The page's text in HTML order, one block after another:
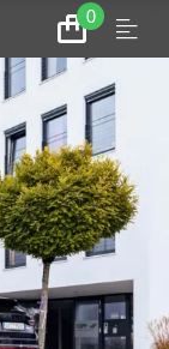
0
Zum
Warenkorb
Menu